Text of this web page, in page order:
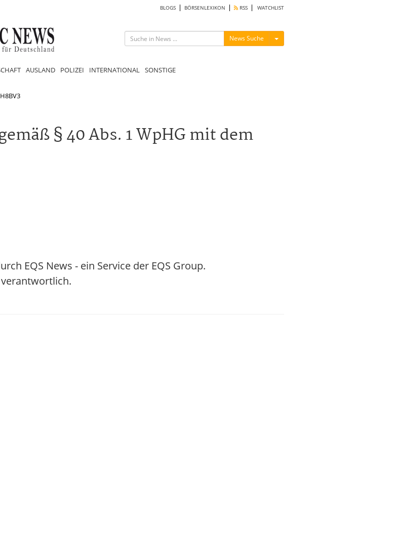
BLOGS BÖRSENLEXIKON RSS WATCHLIST
News Suche Menü ein-/ausblenden
AUSLAND POLIZEI INTERNATIONAL SONSTIGE
§ 40 Abs. 1 WpHG mit dem
EQS News - ein Service der EQS Group.